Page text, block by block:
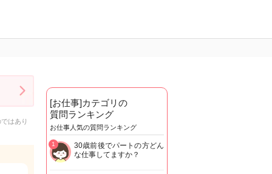
はあり
[お仕事]カテゴリの
質問ランキング
お仕事人気の質問ランキング
30歳前後でパートの方どん
な仕事してますか？
1